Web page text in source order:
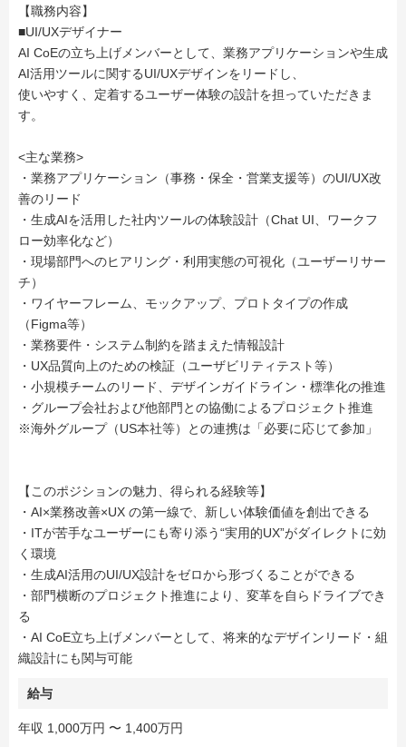
【職務内容】
■UI/UXデザイナー
AI CoEの立ち上げメンバーとして、業務アプリケーションや生成
AI活用ツールに関するUI/UXデザインをリードし、
使いやすく、定着するユーザー体験の設計を担っていただきま
す。
<主な業務>
・業務アプリケーション（事務・保全・営業支援等）のUI/UX改
善のリード
・生成AIを活用した社内ツールの体験設計（Chat UI、ワークフ
ロー効率化など）
・現場部門へのヒアリング・利用実態の可視化（ユーザーリサー
チ）
・ワイヤーフレーム、モックアップ、プロトタイプの作成
（Figma等）
・業務要件・システム制約を踏まえた情報設計
・UX品質向上のための検証（ユーザビリティテスト等）
・小規模チームのリード、デザインガイドライン・標準化の推進
・グループ会社および他部門との協働によるプロジェクト推進
※海外グループ（US本社等）との連携は「必要に応じて参加」
【このポジションの魅力、得られる経験等】
・AI×業務改善×UX の第一線で、新しい体験価値を創出できる
・ITが苦手なユーザーにも寄り添う“実用的UX”がダイレクトに効
く環境
・生成AI活用のUI/UX設計をゼロから形づくることができる
・部門横断のプロジェクト推進により、変革を自らドライブでき
る
・AI CoE立ち上げメンバーとして、将来的なデザインリード・組
織設計にも関与可能
給与
年収 1,000万円 〜 1,400万円